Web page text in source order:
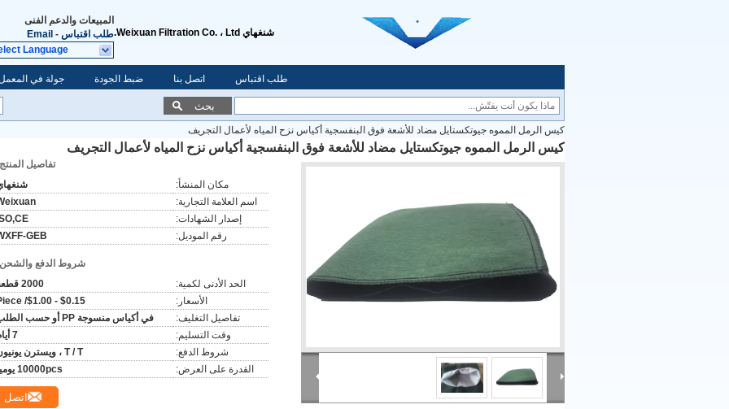
شنغهاي Weixuan Filtration Co. ، Ltd.
المبيعات والدعم الفنى
طلب اقتباس -
Email
Language
جولة في ضبط الجودة اتصل بنا طلب اقتباس
بحث
كيس الرمل المموه جيوتكستايل مضاد للأشعة فوق البنفسجية أكياس نزح المياه لأعمال التجريف
كيس الرمل المموه جيوتكستايل مضاد للأشعة فوق البنفسجية أكياس نزح المياه لأعمال التجريف
تفاصيل
مكان المنشأ:
اسم العلامة التجارية:
إصدار الشهادات:
رقم الموديل:
GEB
شروط الدفع
الحد الأدنى لكمية:
2000 قطعة
الأسعار:
$0.15 - $1.00/ Piece
تفاصيل التغليف:
في أكياس منسوجة PP أو حسب الطلب
وقت التسليم:
7 أيام
شروط الدفع:
T / T ، ويسترن يونيون
القدرة على العرض:
10000pcs يوميا
اتصل